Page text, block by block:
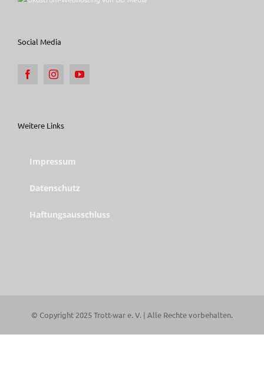
Social Media
Weitere Links
Impressum
Datenschutz
Haftungsausschluss
© Copyright 2025 Trott-war e. V. | Alle Rechte vorbehalten.